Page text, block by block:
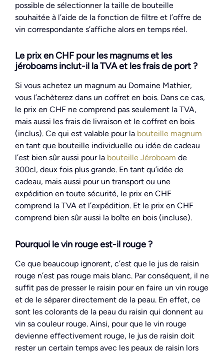
possible de sélectionner la taille de bouteille
souhaitée à l’aide de la fonction de filtre et l’offre de
vin correspondante s’affiche alors en temps réel.
Le prix en CHF pour les magnums et les
jéroboams inclut-il la TVA et les frais de port ?
Si vous achetez un magnum au Domaine Mathier,
vous l’achèterez dans un coffret en bois. Dans ce cas,
le prix en CHF ne comprend pas seulement la TVA,
mais aussi les frais de livraison et le coffret en bois
(inclus). Ce qui est valable pour la bouteille magnum
en tant que bouteille individuelle ou idée de cadeau
l’est bien sûr aussi pour la bouteille Jéroboam de
300cl, deux fois plus grande. En tant qu’idée de
cadeau, mais aussi pour un transport ou une
expédition en toute sécurité, le prix en CHF
comprend la TVA et l’expédition. Et le prix en CHF
comprend bien sûr aussi la boîte en bois (incluse).
Pourquoi le vin rouge est-il rouge ?
Ce que beaucoup ignorent, c’est que le jus de raisin
rouge n’est pas rouge mais blanc. Par conséquent, il ne
suffit pas de presser le raisin pour en faire un vin rouge
et de le séparer directement de la peau. En effet, ce
sont les colorants de la peau du raisin qui donnent au
vin sa couleur rouge. Ainsi, pour que le vin rouge
devienne effectivement rouge, le jus de raisin doit
rester un certain temps avec les peaux de raisin lors